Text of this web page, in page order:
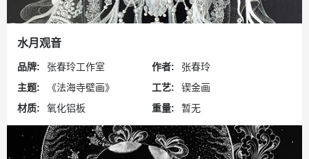
水月观音
品牌:
张春玲工作室
主题:
《法海寺壁画》
材质:
氧化铝板
作者:
张春玲
工艺:
锲金画
重量:
暂无